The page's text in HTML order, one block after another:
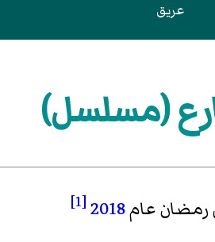
عريق
(مسلسل)
عام2018
[1]